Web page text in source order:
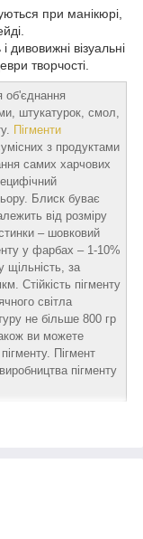
при манікюрі,
дивовижні візуальні
творчості.
об'єднання
штукатурок, смол,
Пігменти
з продуктами
самих харчових
Блиск буває
від розміру
– шовковий
у фарбах – 1-10%
щільність, за
Стійкість пігменту
світла
не більше 800 гр
ви можете
Пігмент
пігменту